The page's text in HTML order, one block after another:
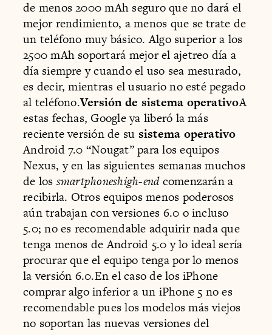
de menos 2000 mAh seguro que no dará el
mejor rendimiento, a menos que se trate de
un teléfono muy básico. Algo superior a los
2500 mAh soportará mejor el ajetreo día a
día siempre y cuando el uso sea mesurado,
es decir, mientras el usuario no esté pegado
al teléfono.Versión de sistema operativoA
estas fechas, Google ya liberó la más
reciente versión de su sistema operativo
Android 7.0 “Nougat” para los equipos
Nexus, y en las siguientes semanas muchos
de los smartphoneshigh-endcomenzarán a
recibirla. Otros equipos menos poderosos
aún trabajan con versiones 6.0 o incluso
5.0; no es recomendable adquirir nada que
tenga menos de Android 5.0 y lo ideal sería
procurar que el equipo tenga por lo menos
la versión 6.0.En el caso de los iPhone
comprar algo inferior a un iPhone 5 no es
recomendable pues los modelos más viejos
no soportan las nuevas versiones del